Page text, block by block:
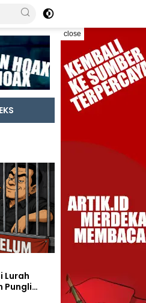
close
Lurah
Pungli